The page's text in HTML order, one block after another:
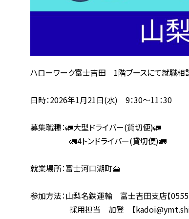
ハローワーク富士吉田 1階ブースにて就職相
日時：2026年1月21日(水) 9：30～11：30
募集職種：🚛大型ドライバー(貸切便)🚛
🚛4トンドライバー(貸切便)🚛
就業場所：富士河口湖町🗻
参加方法：山梨名鉄運輸 富士吉田支店【
採用担当 加登 【kadoi@ymt.shinmei-